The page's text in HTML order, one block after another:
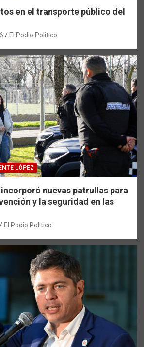
en el transporte público del
El Podio Politico
LÓPEZ
nuevas patrullas para
y la seguridad en las
El Podio Politico